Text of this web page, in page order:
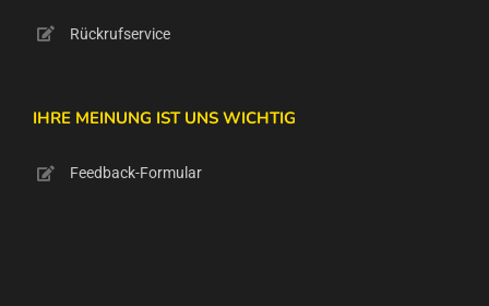
Rückrufservice
IHRE MEINUNG IST UNS WICHTIG
Feedback-Formular